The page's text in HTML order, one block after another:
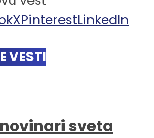
XPinterestLinkedIn
VESTI
sveta